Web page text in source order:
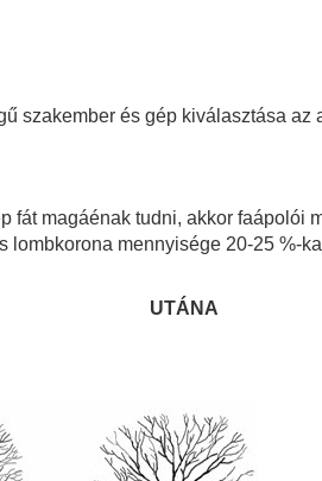
szakember és gép kiválasztása az
magáénak tudni, akkor faápolói
mennyisége 20-25 %-
UTÁNA